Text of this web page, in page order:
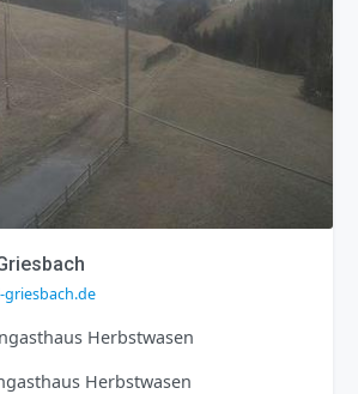
Herbstwasen
Herbstwasen